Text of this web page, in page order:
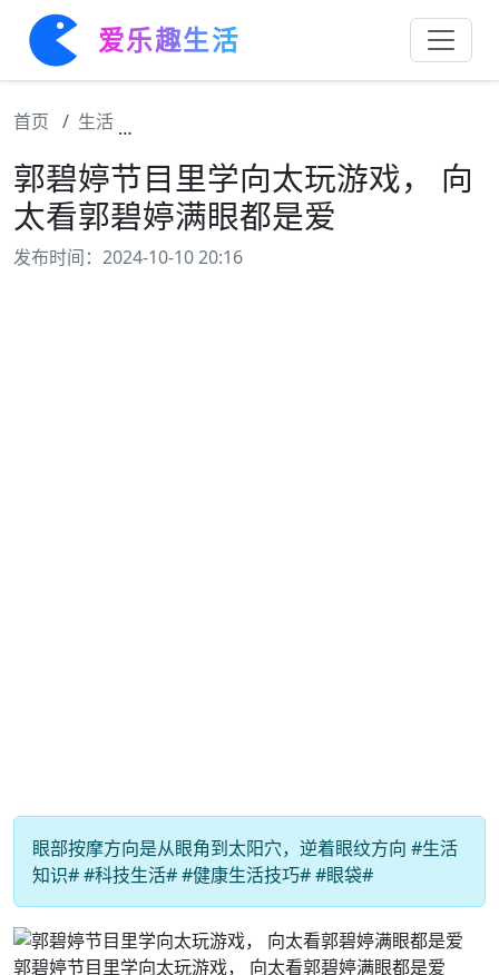
爱乐趣生活
首页 生活
郭碧婷节目里学向太玩游戏， 向
太看郭碧婷满眼都是爱
发布时间：2024-10-10 20:16
眼部按摩方向是从眼角到太阳穴，逆着眼纹方向 #生活
知识# #科技生活# #健康生活技巧# #眼袋#
郭碧婷节目里学向太玩游戏， 向太看郭碧婷满眼都是爱